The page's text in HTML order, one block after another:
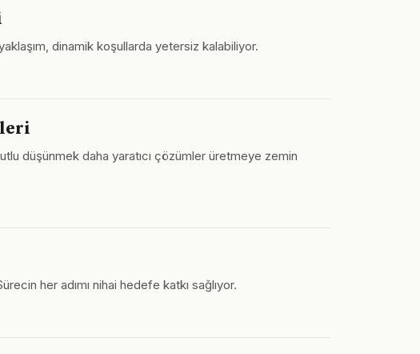
dinamik koşullarda yetersiz kalabiliyor.
düşünmek daha yaratıcı çözümler üretmeye zemin
her adımı nihai hedefe katkı sağlıyor.